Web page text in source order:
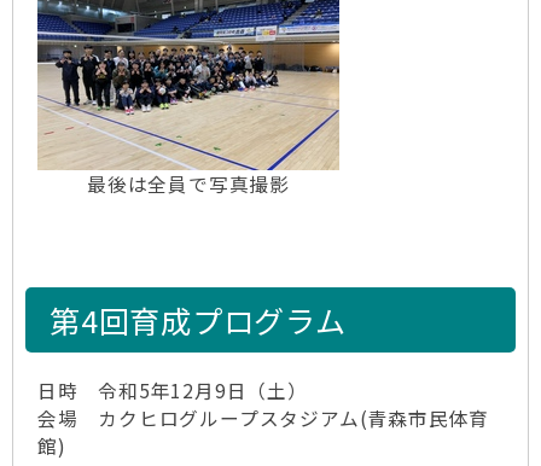
最後は全員で写真撮影
第4回育成プログラム
日時 令和5年12月9日（土）
会場 カクヒログループスタジアム(青森市民体育
館)